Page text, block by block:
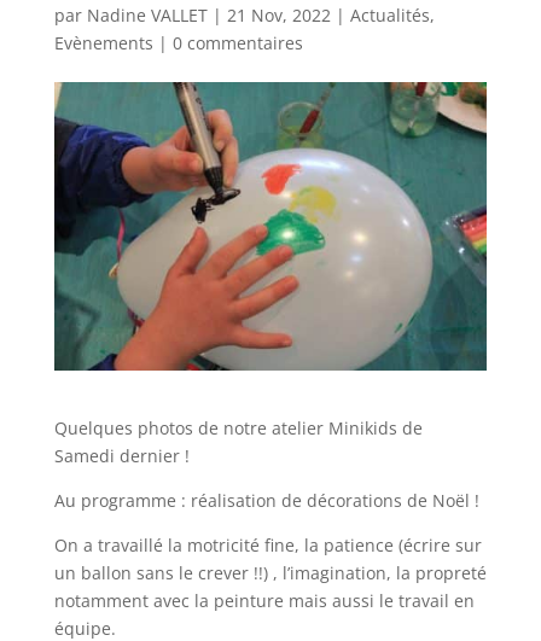
par Nadine VALLET| 21 Nov, 2022| Actualités,
Evènements | 0 commentaires
Quelques photos de notre atelier Minikids de
Samedi dernier !
Au programme : réalisation de décorations de Noël !
On a travaillé la motricité fine, la patience (écrire sur
un ballon sans le crever !!) , l’imagination, la propreté
notamment avec la peinture mais aussi le travail en
équipe.